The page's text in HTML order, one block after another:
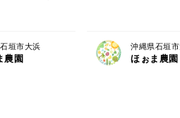
垣市大浜
農園
沖縄県石垣
ほぉま農園